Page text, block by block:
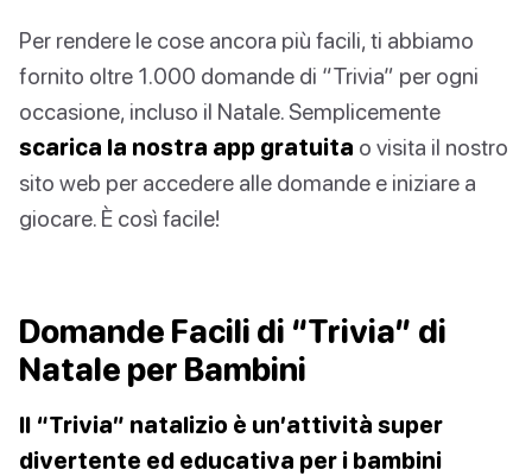
Per rendere le cose ancora più facili, ti abbiamo
fornito oltre 1.000 domande di “Trivia” per ogni
occasione, incluso il Natale. Semplicemente
scarica la nostra app gratuita o visita il nostro
sito web per accedere alle domande e iniziare a
giocare. È così facile!
Domande Facili di “Trivia” di
Natale per Bambini
Il “Trivia” natalizio è un’attività super
divertente ed educativa per i bambini